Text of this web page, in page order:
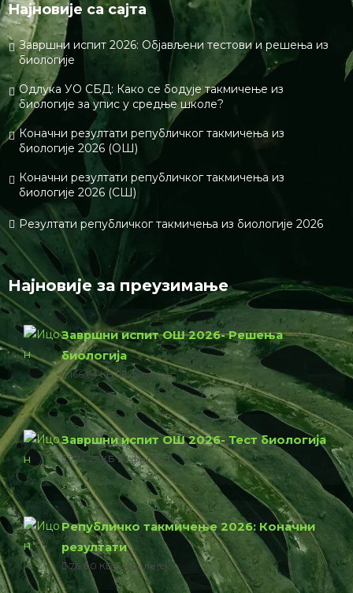
Најновије са сајта
Завршни испит 2026: Објављени тестови и решења из
биологије
Одлука УО СБД: Како се бодује такмичење из
биологије за упис у средње школе?
Коначни резултати републичког такмичења из
биологије 2026 (ОШ)
Коначни резултати републичког такмичења из
биологије 2026 (СШ)
Резултати републичког такмичења из биологије 2026
Најновије за преузимање
Завршни испит ОШ 2026- Решења
биологија
166.64 КБ 1 филе(с)
Завршни испит ОШ 2026- Тест биологија
774.23 КБ 1 филе(с)
Републичко такмичење 2026: Коначни
резултати
76.00 КБ 1 филе(с)